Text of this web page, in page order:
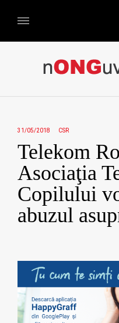
31/05/2018 CSR
Telekom
Asociaţia
Copilului
abuzul